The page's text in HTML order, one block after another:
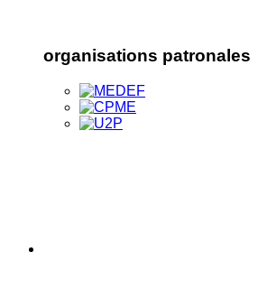
organisations patronales